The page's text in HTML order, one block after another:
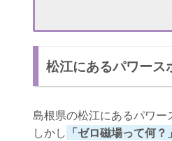
さいごに
松江にあるパワー
島根県の松江にあるパワー
しかし 「ゼロ磁場って何？」